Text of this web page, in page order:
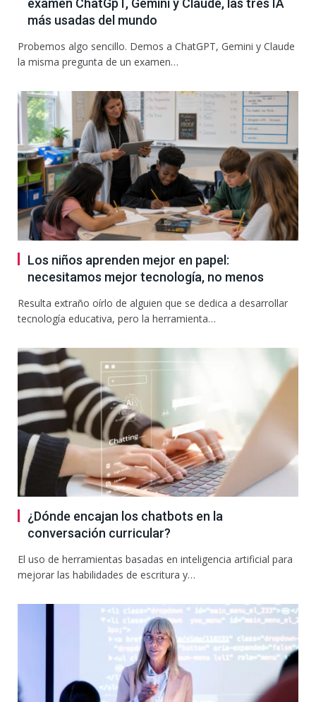
examen ChatGpT, Gemini y Claude, las tres IA
más usadas del mundo
Probemos algo sencillo. Demos a ChatGPT, Gemini y Claude
la misma pregunta de un examen…
Los niños aprenden mejor en papel:
necesitamos mejor tecnología, no menos
Resulta extraño oírlo de alguien que se dedica a desarrollar
tecnología educativa, pero la herramienta…
¿Dónde encajan los chatbots en la
conversación curricular?
El uso de herramientas basadas en inteligencia artificial para
mejorar las habilidades de escritura y…